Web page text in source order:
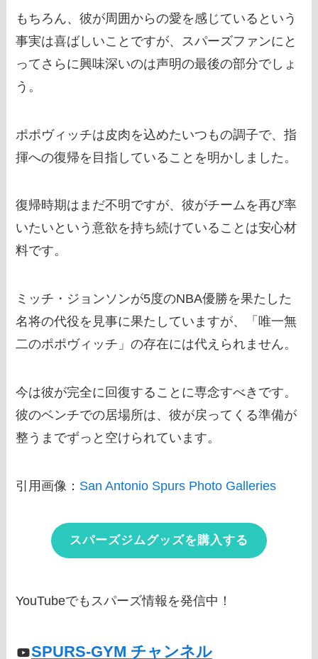
もちろん、彼が周囲からの愛を感じているという
事実は喜ばしいことですが、スパーズファンにと
ってさらに興味深いのは声明の最後の部分でしょ
う。
ポポヴィッチは皮肉を込めたいつもの調子で、指
揮への復帰を目指していることを明かしました。
復帰時期はまだ不明ですが、彼がチームを再び率
いたいという意欲を持ち続けていることは安心材
料です。
ミッチ・ジョンソンが5度のNBA優勝を果たした
名将の代役を見事に果たしていますが、「唯一無
二のポポヴィッチ」の存在には代えられません。
今は彼が完全に回復することに専念すべきです。
彼のベンチでの居場所は、彼が戻ってくる準備が
整うまでずっと空けられています。
引用画像： San Antonio Spurs Photo Galleries
スパーズジムグッズを購入する
YouTubeでもスパーズ情報を発信中！
SPURS-GYM チャンネル